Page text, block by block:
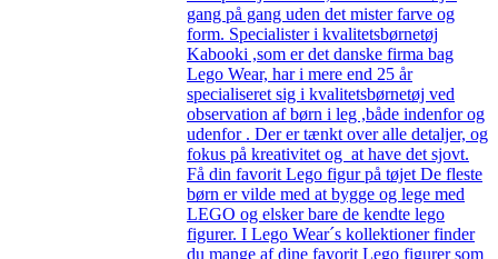
gang på gang uden det mister farve og
form. Specialister i kvalitetsbørnetøj
Kabooki ,som er det danske firma bag
Lego Wear, har i mere end 25 år
specialiseret sig i kvalitetsbørnetøj ved
observation af børn i leg ,både indenfor og
udenfor . Der er tænkt over alle detaljer, og
fokus på kreativitet og at have det sjovt.
Få din favorit Lego figur på tøjet De fleste
børn er vilde med at bygge og lege med
LEGO og elsker bare de kendte lego
figurer. I Lego Wear´s kollektioner finder
du mange af dine favorit Lego figurer som